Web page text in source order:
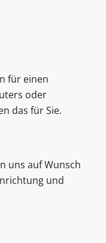
für einen
oder
das für Sie.
uns auf Wunsch
und